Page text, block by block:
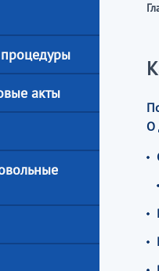
акты
О